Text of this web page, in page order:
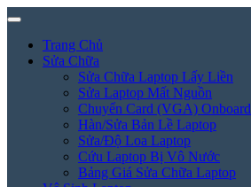
Trang Chủ
Sửa Chữa
Sửa Chữa Laptop Lấy Liền
Sửa Laptop Mất Nguồn
Chuyển Card (VGA) Onboard
Hàn/Sửa Bản Lề Laptop
Sửa/Độ Loa Laptop
Cứu Laptop Bị Vô Nước
Bảng Giá Sửa Chữa Laptop